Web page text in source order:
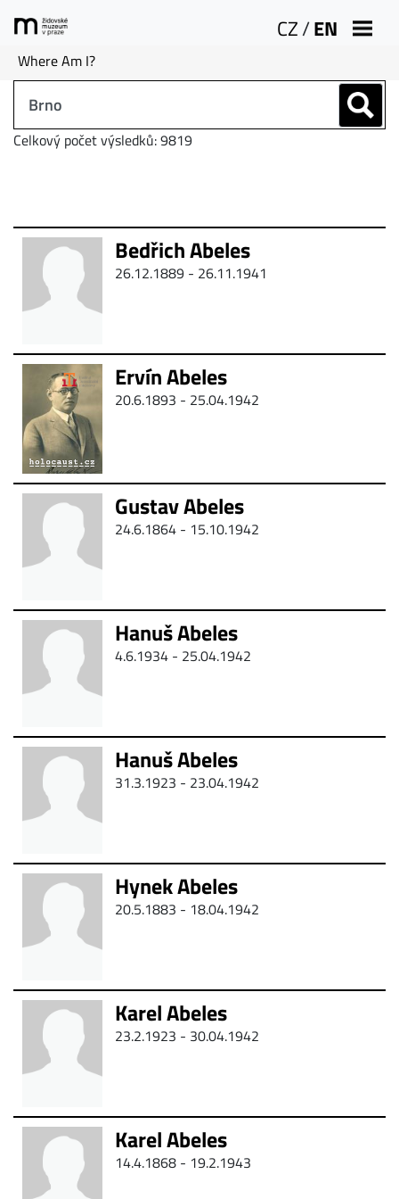
CZ/EN
Where Am I?
Celkový počet výsledků: 9819
Bedřich Abeles
26.12.1889 - 26.11.1941
Ervín Abeles
20.6.1893 - 25.04.1942
Gustav Abeles
24.6.1864 - 15.10.1942
Hanuš Abeles
4.6.1934 - 25.04.1942
Hanuš Abeles
31.3.1923 - 23.04.1942
Hynek Abeles
20.5.1883 - 18.04.1942
Karel Abeles
23.2.1923 - 30.04.1942
Karel Abeles
14.4.1868 - 19.2.1943